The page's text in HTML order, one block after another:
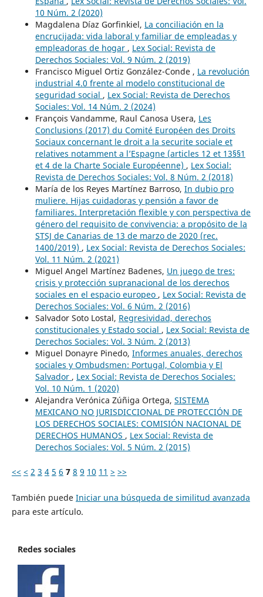
10 Núm. 2 (2020)
Magdalena Díaz Gorfinkiel, La conciliación en la
encrucijada: vida laboral y familiar de empleadas y
empleadoras de hogar , Lex Social: Revista de
Derechos Sociales: Vol. 9 Núm. 2 (2019)
Francisco Miguel Ortiz González-Conde , La revolución
industrial 4.0 frente al modelo constitucional de
seguridad social , Lex Social: Revista de Derechos
Sociales: Vol. 14 Núm. 2 (2024)
François Vandamme, Raul Canosa Usera, Les
Conclusions (2017) du Comité Européen des Droits
Sociaux concernant le droit a la securite sociale et
relatives notamment a l’Espagne (articles 12 et 13§§1
et 4 de la Charte Sociale Européenne) , Lex Social:
Revista de Derechos Sociales: Vol. 8 Núm. 2 (2018)
María de los Reyes Martínez Barroso, In dubio pro
muliere. Hijas cuidadoras y pensión a favor de
familiares. Interpretación flexible y con perspectiva de
género del requisito de convivencia: a propósito de la
STSJ de Canarias de 13 de marzo de 2020 (rec.
1400/2019) , Lex Social: Revista de Derechos Sociales:
Vol. 11 Núm. 2 (2021)
Miguel Angel Martínez Badenes, Un juego de tres:
crisis y protección supranacional de los derechos
sociales en el espacio europeo , Lex Social: Revista de
Derechos Sociales: Vol. 6 Núm. 2 (2016)
Salvador Soto Lostal, Regresividad, derechos
constitucionales y Estado social , Lex Social: Revista de
Derechos Sociales: Vol. 3 Núm. 2 (2013)
Miguel Donayre Pinedo, Informes anuales, derechos
sociales y Ombudsmen: Portugal, Colombia y El
Salvador , Lex Social: Revista de Derechos Sociales:
Vol. 10 Núm. 1 (2020)
Alejandra Verónica Zúñiga Ortega, SISTEMA
MEXICANO NO JURISDICCIONAL DE PROTECCIÓN DE
LOS DERECHOS SOCIALES: COMISIÓN NACIONAL DE
DERECHOS HUMANOS , Lex Social: Revista de
Derechos Sociales: Vol. 5 Núm. 2 (2015)
<< < 2 3 4 5 6 7 8 9 10 11 > >>
También puede Iniciar una búsqueda de similitud avanzada
para este artículo.
Redes sociales